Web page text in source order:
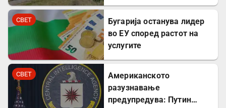
СВЕТ
Бугарија останува лидер
во ЕУ според растот на
услугите
СВЕТ
Американското
разузнавање
предупредува: Путин